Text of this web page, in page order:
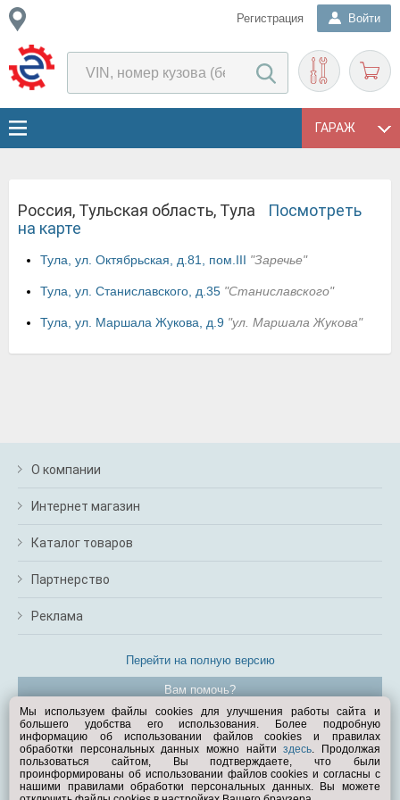
Регистрация Войти
ГАРАЖ
Россия, Тульская область, Тула
Посмотреть
на карте
Тула, ул. Октябрьская, д.81, пом.III "Заречье"
Тула, ул. Станиславского, д.35 "Станиславского"
Тула, ул. Маршала Жукова, д.9 "ул. Маршала Жукова"
О компании
Интернет магазин
Каталог товаров
Партнерство
Реклама
Перейти на полную версию
Вам помочь?
© Exist.ru 1998—2026
Мы используем файлы cookies для улучшения работы сайта и
большего удобства его использования. Более подробную
информацию об использовании файлов cookies и правилах
обработки персональных данных можно найтиздесь. Продолжая
пользоваться сайтом, Вы подтверждаете, что были
проинформированы об использовании файлов cookies и согласны с
нашими правилами обработки персональных данных. Вы можете